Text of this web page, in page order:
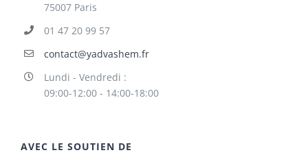
75007 Paris
01 47 20 99 57
contact@yadvashem.fr
Lundi - Vendredi :
09:00-12:00 - 14:00-18:00
AVEC LE SOUTIEN DE